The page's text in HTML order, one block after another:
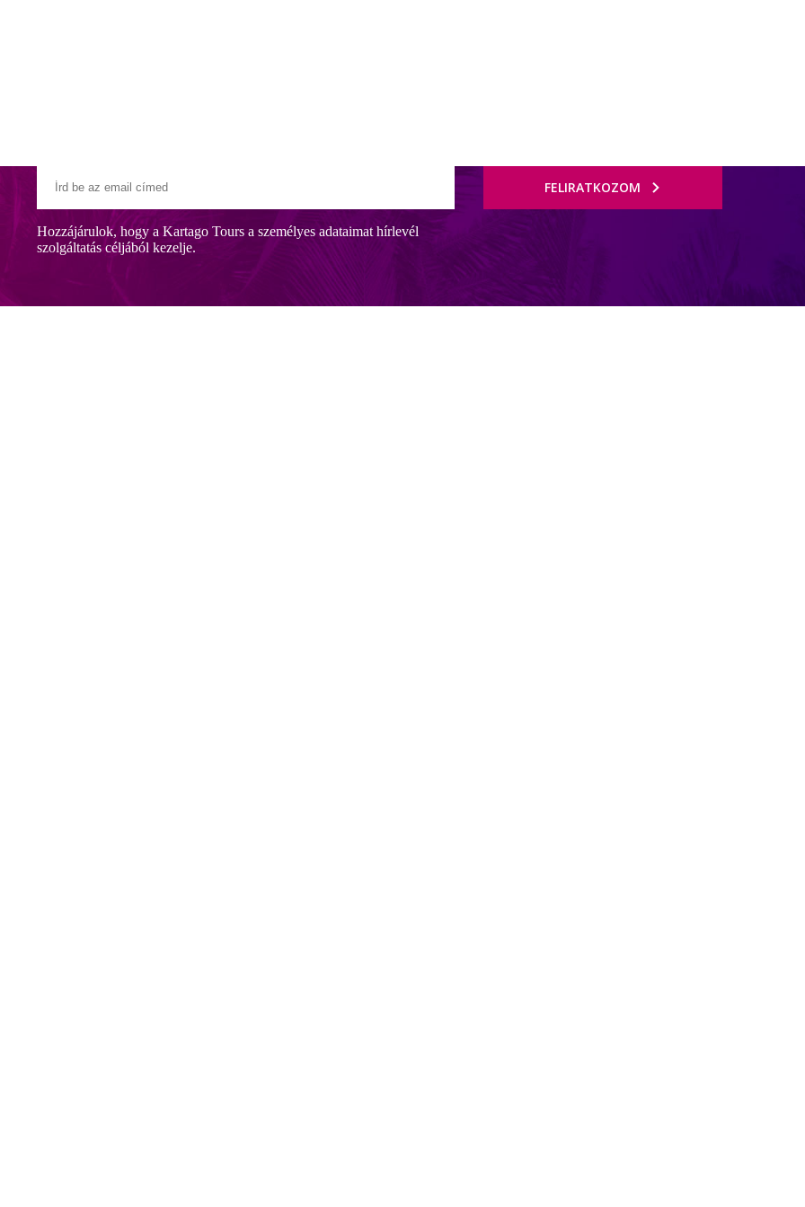
program megvásárlására.
vagy hitelkártyával.
Hozzájárulok, hogy a Kartago Tours a személyes adataimat hírlevél
szolgáltatás céljából kezelje.
FELIRATKOZOM